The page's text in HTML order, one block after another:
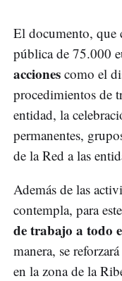
El documento, que
pública de 75.000
acciones como el
procedimientos de
entidad, la
permanentes,
de la Red a las
Además de las
contempla, para
de trabajo a todo
manera, se
en la zona de la